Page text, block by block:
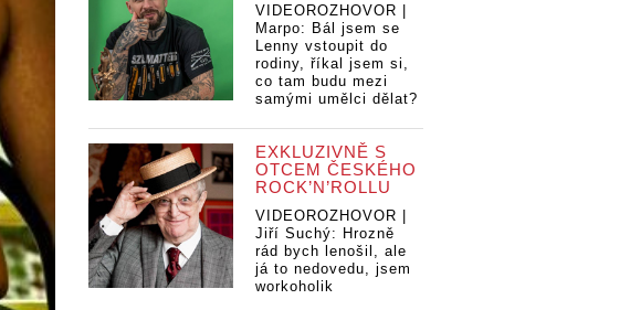
VIDEOROZHOVOR |
Marpo: Bál jsem se
Lenny vstoupit do
rodiny, říkal jsem si,
co tam budu mezi
samými umělci dělat?
EXKLUZIVNĚ S
OTCEM ČESKÉHO
ROCK’N’ROLLU
VIDEOROZHOVOR |
Jiří Suchý: Hrozně
rád bych lenošil, ale
já to nedovedu, jsem
workoholik